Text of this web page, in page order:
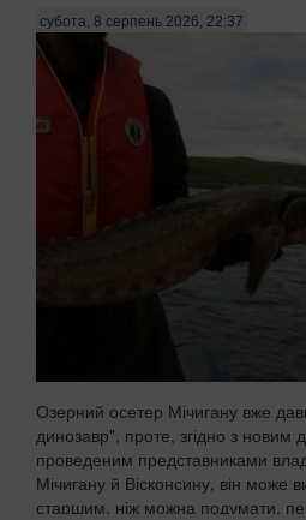
субота, 8 серпень 2026, 22:37
Озерний осетер Мічигану вже
динозавр", проте, згідно з новим
проведеним представниками
Мічигану й Вісконсину, він може
старшим, ніж можна подумати,